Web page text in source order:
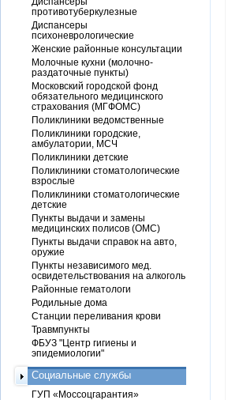
противотуберкулезные
Диспансеры
психоневрологические
Женские районные консультации
Молочные кухни (молочно-
раздаточные пункты)
Московский городской фонд
обязательного медицинского
страхования (МГФОМС)
Поликлиники ведомственные
Поликлиники городские,
амбулатории, МСЧ
Поликлиники детские
Поликлиники стоматологические
взрослые
Поликлиники стоматологические
детские
Пункты выдачи и замены
медицинских полисов (ОМС)
Пункты выдачи справок на авто,
оружие
Пункты независимого мед.
освидетельствования на алкоголь
Районные гематологи
Родильные дома
Станции переливания крови
Травмпункты
ФБУЗ "Центр гигиены и
эпидемиологии"
Социальные службы
ГУП «Моссоцгарантия»